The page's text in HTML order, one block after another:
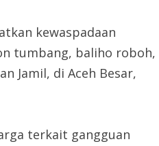
kewaspadaan
tumbang, baliho roboh,
Jamil, di Aceh Besar,
terkait gangguan